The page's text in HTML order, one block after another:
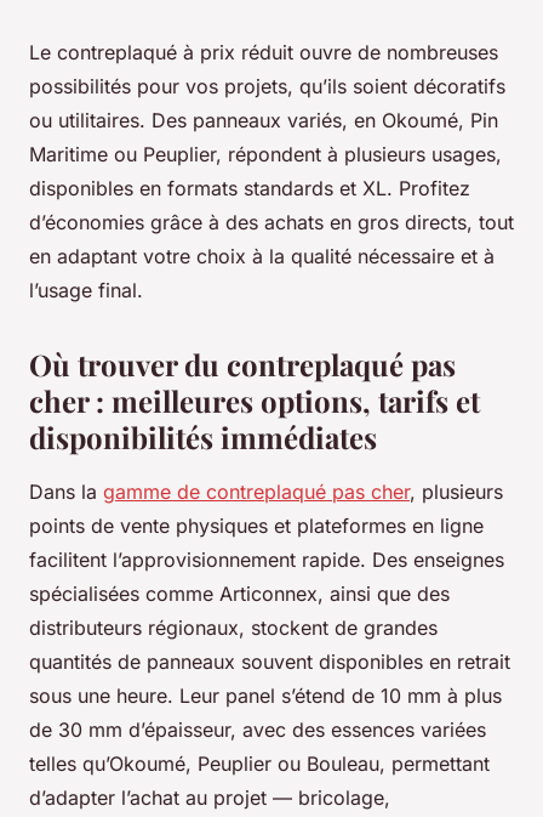
Le contreplaqué à prix réduit ouvre de nombreuses
possibilités pour vos projets, qu’ils soient décoratifs
ou utilitaires. Des panneaux variés, en Okoumé, Pin
Maritime ou Peuplier, répondent à plusieurs usages,
disponibles en formats standards et XL. Profitez
d’économies grâce à des achats en gros directs, tout
en adaptant votre choix à la qualité nécessaire et à
l’usage final.
Où trouver du contreplaqué pas
cher : meilleures options, tarifs et
disponibilités immédiates
Dans la gamme de contreplaqué pas cher, plusieurs
points de vente physiques et plateformes en ligne
facilitent l’approvisionnement rapide. Des enseignes
spécialisées comme Articonnex, ainsi que des
distributeurs régionaux, stockent de grandes
quantités de panneaux souvent disponibles en retrait
sous une heure. Leur panel s’étend de 10 mm à plus
de 30 mm d’épaisseur, avec des essences variées
telles qu’Okoumé, Peuplier ou Bouleau, permettant
d’adapter l’achat au projet — bricolage,